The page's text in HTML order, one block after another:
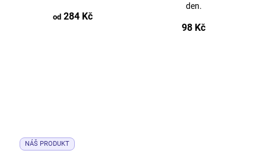
od284 Kč
den.
98 Kč
NÁŠ PRODUKT